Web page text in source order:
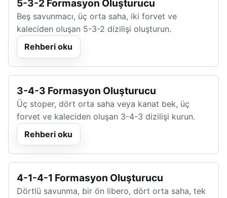
5-3-2 Formasyon Oluşturucu
Beş savunmacı, üç orta saha, iki forvet ve
kaleciden oluşan 5-3-2 dizilişi oluşturun.
Rehberi oku
3-4-3 Formasyon Oluşturucu
Üç stoper, dört orta saha veya kanat bek, üç
forvet ve kaleciden oluşan 3-4-3 dizilişi kurun.
Rehberi oku
4-1-4-1 Formasyon Oluşturucu
Dörtlü savunma, bir ön libero, dört orta saha, tek